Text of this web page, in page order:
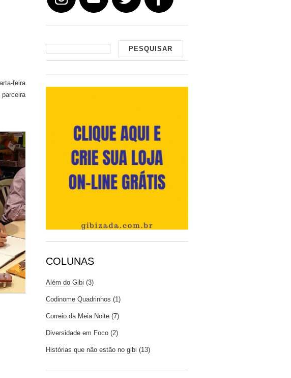
feira
COLUNAS
Além do Gibi (3)
Codinome Quadrinhos (1)
Correio da Meia Noite (7)
Diversidade em Foco (2)
Histórias que não estão no gibi (13)